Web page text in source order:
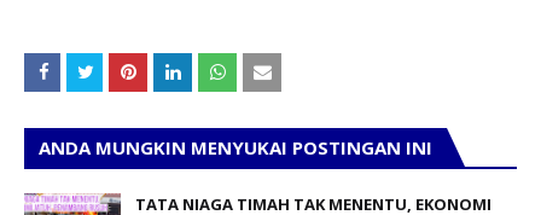
ANDA MUNGKIN MENYUKAI POSTINGAN INI
TATA NIAGA TIMAH TAK MENENTU, EKONOMI